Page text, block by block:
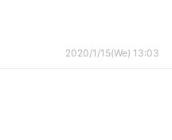
2020/1/15(We) 13:03